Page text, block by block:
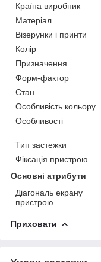
Країна виробник
Матеріал
Візерунки і принти
Колір
Призначення
Форм-фактор
Стан
Особливість кольору
Особливості
Тип застежки
Фіксація пристрою
Основні атрибути
Діагональ екрану
пристрою
Приховати